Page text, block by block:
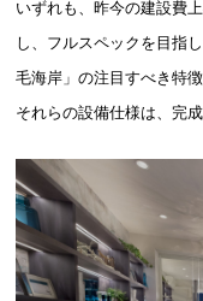
いずれも、昨今の建設費
し、フルスペックを目指
毛海岸」の注目すべき特
それらの設備仕様は、完